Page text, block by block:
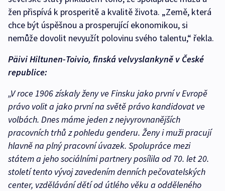
žen přispívá k prosperitě a kvalitě života. „Země, která
chce být úspěšnou a prosperující ekonomikou, si
nemůže dovolit nevyužít polovinu svého talentu,“ řekla.
Päivi Hiltunen-Toivio, finská velvyslankyně v České
republice:
„V roce 1906 získaly ženy ve Finsku jako první v Evropě
právo volit a jako první na světě právo kandidovat ve
volbách. Dnes máme jeden z nejvyrovnanějších
pracovních trhů z pohledu genderu. Ženy i muži pracují
hlavně na plný pracovní úvazek. Spolupráce mezi
státem a jeho sociálními partnery posílila od 70. let 20.
století tento vývoj zavedením denních pečovatelských
center, vzdělávání dětí od útlého věku a odděleného